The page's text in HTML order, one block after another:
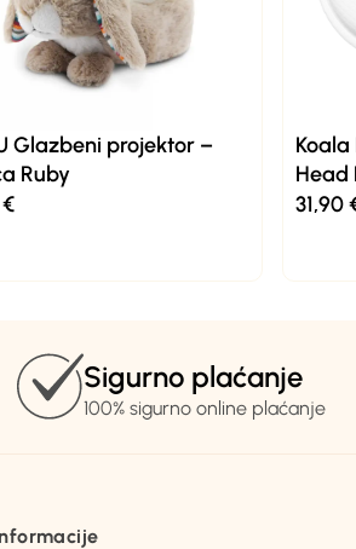
Glazbeni projektor –
Ruby
€
Head
31,90
Sigurno plaćanje
100% sigurno online plaćanje